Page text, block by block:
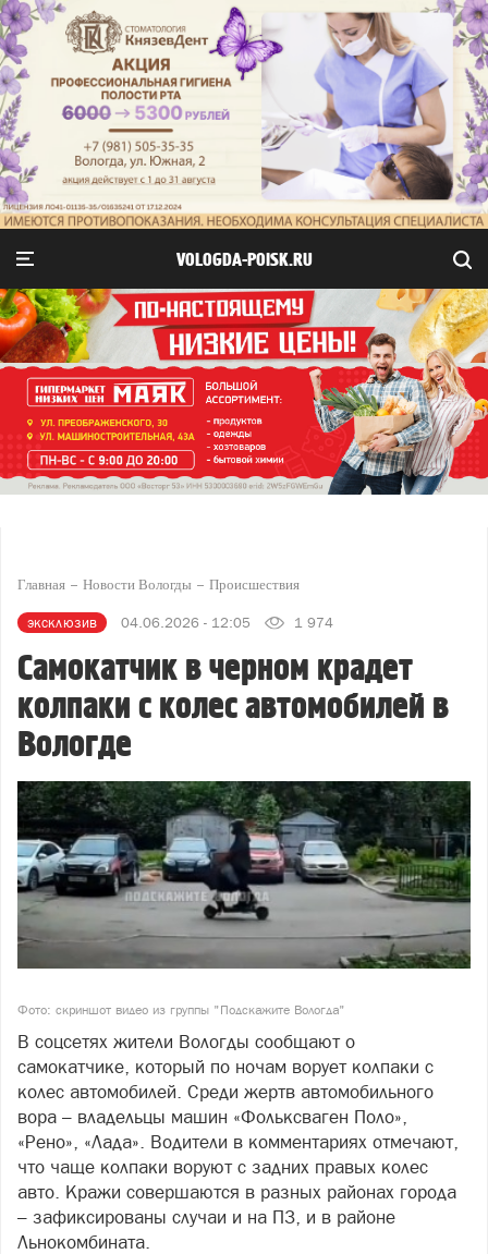
VOLOGDA-POISK.RU
Главная Новости Вологды Происшествия
эксклюзив 04.06.2026 - 12:05 1 974
Самокатчик в черном крадет
колпаки с колес автомобилей в
Вологде
Фото: скриншот видео из группы "Подскажите Вологда"
В соцсетях жители Вологды сообщают о
самокатчике, который по ночам ворует колпаки с
колес автомобилей. Среди жертв автомобильного
вора – владельцы машин «Фольксваген Поло»,
«Рено», «Лада». Водители в комментариях отмечают,
что чаще колпаки воруют с задних правых колес
авто. Кражи совершаются в разных районах города
– зафиксированы случаи и на ПЗ, и в районе
Льнокомбината.